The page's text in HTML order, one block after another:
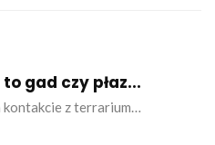
gad czy płaz...
kontakcie z terrarium…